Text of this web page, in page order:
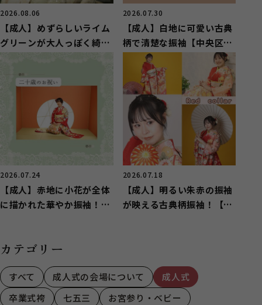
2026.08.06
【成人】めずらしいライム
グリーンが大人っぽく綺麗
2026.07.30
【成人】白地に可愛い古典
柄で清楚な振袖【中央区湖
東町】
2026.07.24
【成人】赤地に小花が全体
に描かれた華やか振袖！
2026.07.18
【成人】明るい朱赤の振袖
が映える古典柄振袖！【湖
カテゴリー
すべて 成人式の会場について
成人式
卒業式袴
七五三
お宮参り・ベビー